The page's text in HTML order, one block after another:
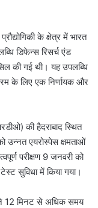
के क्षेत्र में भारत
डिफेन्स रिसर्च एंड
की गई थी। यह उपलब्धि
के लिए एक निर्णायक और
की हैदराबाद स्थित
उन्नत एयरोस्पेस क्षमताओं
परीक्षण 9 जनवरी को
सुविधा में किया गया।
12 मिनट से अधिक समय